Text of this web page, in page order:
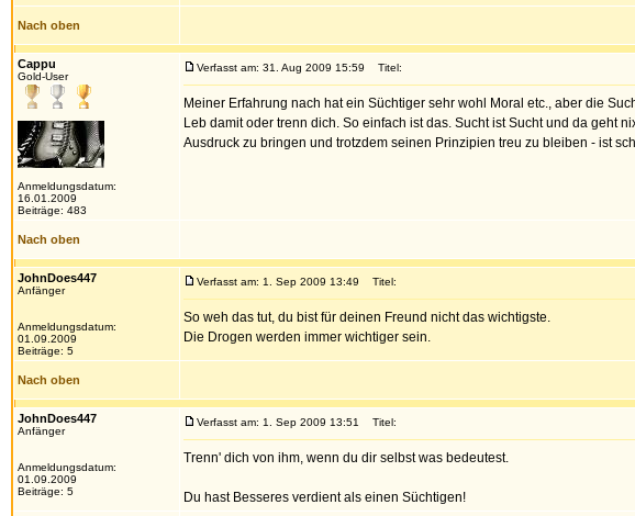
Nach oben
Cappu
Gold-User
Anmeldungsdatum:
16.01.2009
Beiträge: 483
Verfasst am: 31. Aug 2009 15:59 Titel:
Meiner Erfahrung nach hat ein Süchtiger sehr wohl Moral etc., aber die
Leb damit oder trenn dich. So einfach ist das. Sucht ist Sucht und da geht
Ausdruck zu bringen und trotzdem seinen Prinzipien treu zu bleiben - ist
Nach oben
JohnDoes447
Anfänger
Anmeldungsdatum:
01.09.2009
Beiträge: 5
Verfasst am: 1. Sep 2009 13:49 Titel:
So weh das tut, du bist für deinen Freund nicht das wichtigste.
Die Drogen werden immer wichtiger sein.
Nach oben
JohnDoes447
Anfänger
Anmeldungsdatum:
01.09.2009
Beiträge: 5
Verfasst am: 1. Sep 2009 13:51 Titel:
Trenn' dich von ihm, wenn du dir selbst was bedeutest.
Du hast Besseres verdient als einen Süchtigen!